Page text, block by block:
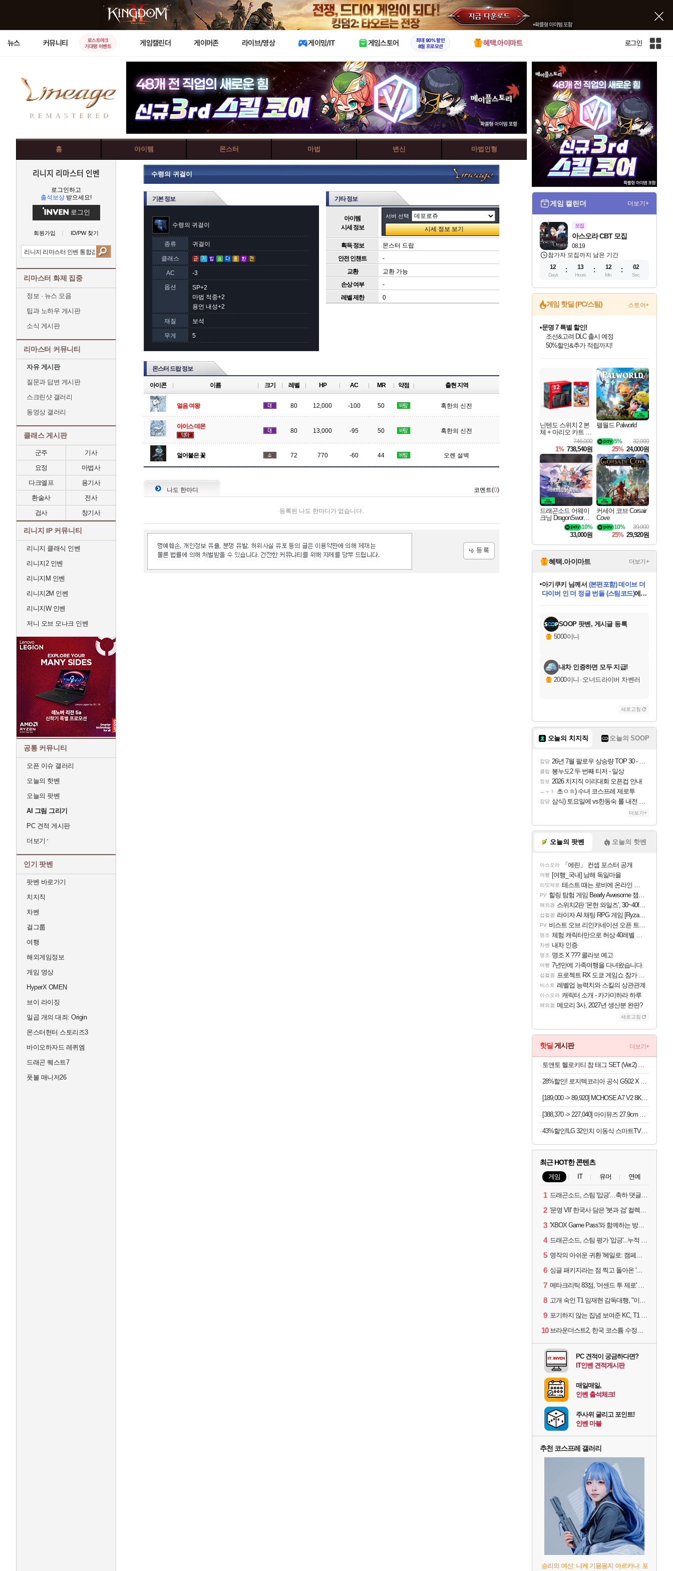
X
뉴스 커뮤니티
로스트아크
기대평 이벤트
게임캘린더 게이머존 라이브/영상 게이밍/IT 게임스토어
최대 90% 할인
8월 프로모션
혜택.아이마트 로그인
인
홈 아이템 몬스터 마법 변신 마법인형
리니지 리마스터 인벤
로그인하고
출석보상 받으세요!
로그인
회원가입 ID/PW 찾기
리마스터 화제 집중
정보 · 뉴스 모음
팁과 노하우 게시판
소식 게시판
리마스터 커뮤니티
자유 게시판
질문과 답변 게시판
스크린샷 갤러리
동영상 갤러리
클래스 게시판
군주
기사
요정
마법사
다크엘프
용기사
환술사
전사
검사
창기사
리니지 IP 커뮤니티
리니지 클래식 인벤
리니지2 인벤
리니지M 인벤
리니지2M 인벤
리니지W 인벤
저니 오브 모나크 인벤
공통 커뮤니티
오픈 이슈 갤러리
오늘의 핫벤
오늘의 팟벤
AI 그림 그리기
PC 견적 게시판
더보기
인기 팟벤
팟벤 바로가기
치지직
차벤
걸그룹
여행
해외게임정보
게임 영상
HyperX OMEN
브이 라이징
일곱 개의 대죄: Origin
몬스터헌터 스토리즈3
바이오하자드 레퀴엠
드래곤 퀘스트7
풋볼 매니저26
수령의 귀걸이
기본 정보
수령의 귀걸이
종류 귀걸이
클래스
AC
-3
옵션
SP+2
마법 적중+2
용언 내성+2
재질 보석
무게 5
기타 정보
아이템
시세 정보
서버 선택
획득 정보
몬스터 드랍
안전 인챈트
-
교환
교환 가능
손상 여부
-
레벨 제한
0
몬스터 드랍 정보
아이콘 이름 크기 레벨 HP AC MR 약점 출현 지역
얼음 여왕 80 12,000 -100 50 혹한의 신전
아이스 데몬
80 13,000 -95 50 혹한의 신전
얼어붙은 꽃 72 770 -60 44 오렌 설벽
나도 한마디 코멘트(0)
등록된 나도 한마디가 없습니다.
게임 캘린더 더보기+
모집
08.19
아스오라 CBT 모집
참가자 모집까지 남은 기간
12
Days
13
Hours
12
Min
01
Sec
게임 핫딜 (PC/스팀) 스토어+
최대 90% 할인가를 만나보세요!
네이버혜택과 함께 만나보세요!
문명 7 특별 할인!
조선&고려 DLC 출시 예정
50%할인&추가 적립까지!
이니&베니 혜택까지!
네이버 혜택가와 함께 예약하세요!
할인&네이버혜택으로 만나보세요!
네이버페이 혜택과 만나보세요!
40주년 프로모션으로 만나보세요!
네이버 포인트 혜택까지!
할인가에 만나보세요!
일부 에디션 상시 할인!
혜택으로 예약 판매 중
편안하게 충전하세요
닌텐도 스위치 2 본
체 + 마리오 카트 월
746,000
1% 738,540원
팰월드 Palworld
32,000
5%
25% 24,000원
드래곤소드 어웨이
크닝 DragonSword A
10%
33,000원
커세어 코브 Corsair
Cove
39,900
10%
25% 29,920원
혜택.아이마트 더보기+
당첨되셨습니다.
아기쿠키 님께서 (본편포함) 데이브 더
다이버 인 더 정글 번들 (스팀코드)에
당첨되셨습니다.
당첨되셨습니다.
에디션 (스팀코드) 를 교환.
당첨되셨습니다.
당첨되셨습니다.
당첨되셨습니다.
당첨되셨습니다.
SOOP 팟벤, 게시글 등록
5000이니
내차 인증하면 모두 지급!
2000이니 · 오너드라이버 차벤러
새로고침
오늘의 치지직 오늘의 SOOP
잡담 26년 7월 팔로우 상승량 TOP 30 - 월간 치지직
클립 봉누도2 두 번째 티저 - 일상
정보 2026 치지직 이리대회 오픈컵 안내
ㅗㅜㅑ 초ㅇㅎ) 수녀 코스프레 제로투
잡담 삼식) 토요일에 vs한동숙 롤 내전 예정
더보기+
오늘의 팟벤 오늘의 핫벤
아스오라 「에린」 컨셉 포스터 공개
여행 [여행_국내] 남해 독일마을
리밋제로 테스트 때는 로비에 온라인 기능이 있는데
PV 힐링 탐험 게임 Bearly Awesome 챕터 1 트레일러
해외겜 스위치2판 ‘몬헌 와일즈’, 30~40fps 목표 추정
섭컬겜 라이자 AI 채팅 RPG 게임 [RyzaChat: AI] 공개
PV 비스트 오브 리인카네이션 오픈 트레일러
명조 체험 캐릭터만으로 허상 40레벨 하이와티아 5분 컷!｜에이메스·린네·모니에 명함
차벤 내차 인증
명조 명조 X ??? 콜라보 예고
여행 7년만에 가족여행을 다녀왔습니다.
섭컬겜 프로젝트 RX 도쿄 게임쇼 참가 결정
비스트 레벨업 능력치와 스킬의 상관관계
아스오라 캐릭터 소개 - 카가미하라 하루
해외겜 메모리 3사, 2027년 생산분 완판?
새로고침
핫딜 게시판 더보기+
토앤토 헬로키티 참 태그 SET (Ver.2) 여자 키높이 쪼리 슬리퍼
28%할인! 로지텍코리아 공식 G502 X 유선 게이밍 마우스 블랙
[189,000 -> 89,920] MCHOSE A7 V2 8K 초경량 마우스 국내정발
[388,370 -> 227,040] 아이뮤즈 27.9cm K11 태블릿
43%할인!LG 32인치 이동식 스마트TV모니터 스탠드 세트 삼탠바이미 스탠바이미
최근 HOT한 콘텐츠
게임 IT 유머 연예
1 드래곤소드, 스팀 '압긍'…축하 댓글 달고 게임 코드 받자!
2 '문명 VII' 한국사 담은 '붓과 검' 컬렉션 파트 2 출시
3 'XBOX Game Pass'와 함께하는 방구석 피서 게임 4종!
4 드래곤소드, 스팀 평가 '압긍'...누적 판매량 20만장 돌파
5 명작의 아쉬운 귀환 '헤일로: 캠페인 이볼브드'
6 싱글 패키지라는 점 찍고 돌아온 '드래곤소드: 어웨이크닝'
7 메타크리틱 83점, '어센드 투 제로' 정식 출시!
8 고개 숙인 T1 임재현 감독대행, "이른 탈락에 죄송한 마음 뿐"
9 포기하지 않는 집념 보여준 KC, T1 잡았다
10 브라운더스트2, 한국 코스튬 수정… 이준희 PD "안 하면 서비스 지속 불가"
PC 견적이 궁금하다면?
IT인벤 견적게시판
매일매일,
인벤 출석체크!
주사위 굴리고 포인트!
인벤 마블
추천 코스프레 갤러리
승리의 여신: 니케 기묭묭지 아르카나: 포